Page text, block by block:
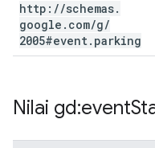
http: //schemas.
google . com/g/
2005#event. parking
Nilai gd:event